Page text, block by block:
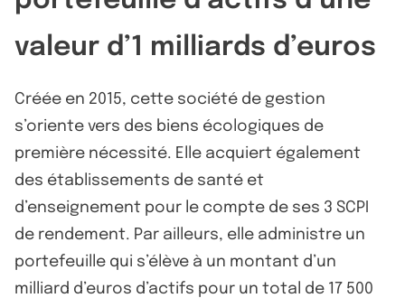
valeur d’1 milliards d’euros
Créée en 2015, cette société de gestion
s’oriente vers des biens écologiques de
première nécessité. Elle acquiert également
des établissements de santé et
d’enseignement pour le compte de ses 3 SCPI
de rendement. Par ailleurs, elle administre un
portefeuille qui s’élève à un montant d’un
milliard d’euros d’actifs pour un total de 17 500